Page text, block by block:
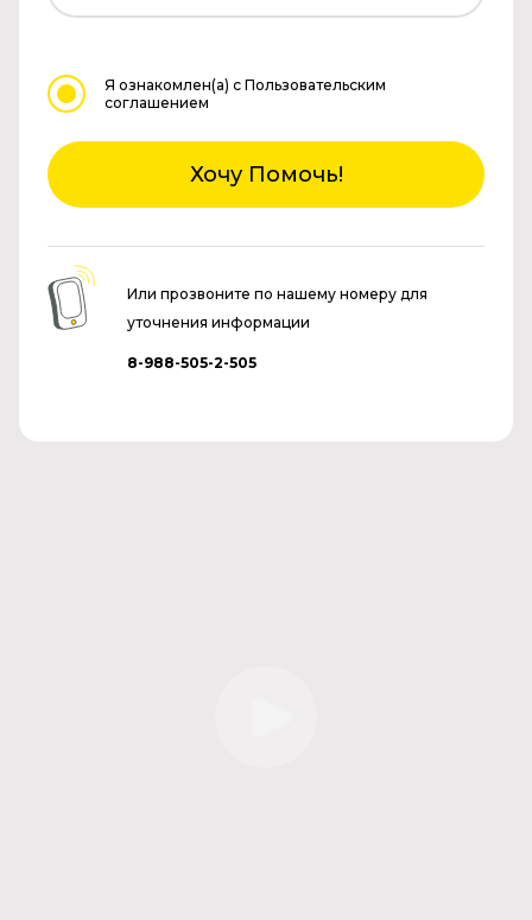
Я ознакомлен(а) с Пользовательским
соглашением
Хочу Помочь!
Или прозвоните по нашему номеру для
уточнения информации
8-988-505-2-505